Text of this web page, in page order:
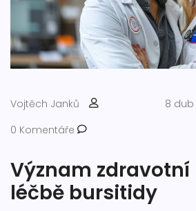
Vojtěch Janků
8 dub
0 Komentáře
Význam zdravotní
léčbě bursitidy